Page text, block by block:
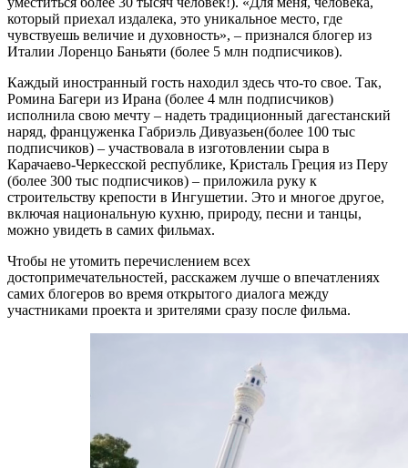
который приехал издалека, это уникальное место, где
чувствуешь величие и духовность», – признался блогер из
Италии Лоренцо Баньяти (более 5 млн подписчиков).
Каждый иностранный гость находил здесь что-то свое. Так,
Ромина Багери из Ирана (более 4 млн подписчиков)
исполнила свою мечту – надеть традиционный дагестанский
наряд, француженка Габриэль Дивуазьен(более 100 тыс
подписчиков) – участвовала в изготовлении сыра в
Карачаево-Черкесской республике, Кристаль Греция из Перу
(более 300 тыс подписчиков) – приложила руку к
строительству крепости в Ингушетии. Это и многое другое,
включая национальную кухню, природу, песни и танцы,
можно увидеть в самих фильмах.
Чтобы не утомить перечислением всех
достопримечательностей, расскажем лучше о впечатлениях
самих блогеров во время открытого диалога между
участниками проекта и зрителями сразу после фильма.